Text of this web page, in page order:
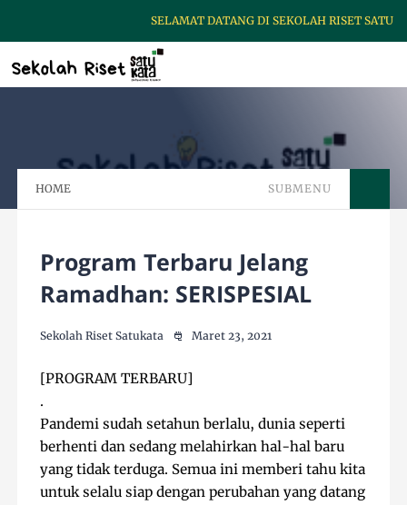
SELAMAT DATANG DI SEKOLAH RISET
HOME SUBMENU
Program Terbaru Jelang
Ramadhan: SERISPESIAL
Sekolah Riset Satukata Maret 23, 2021
[PROGRAM TERBARU]
.
Pandemi sudah setahun berlalu, dunia seperti
berhenti dan sedang melahirkan hal-hal baru
yang tidak terduga. Semua ini memberi tahu kita
untuk selalu siap dengan perubahan yang datang